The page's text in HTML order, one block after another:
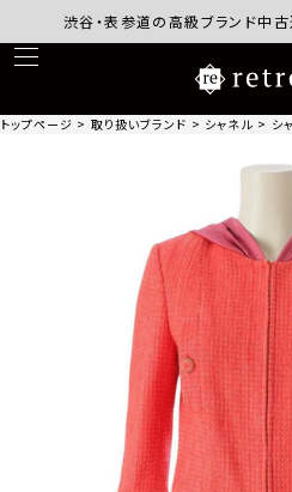
渋谷・表参道の高級ブランド中古通
トップページ 取り扱いブランド シャネル シ